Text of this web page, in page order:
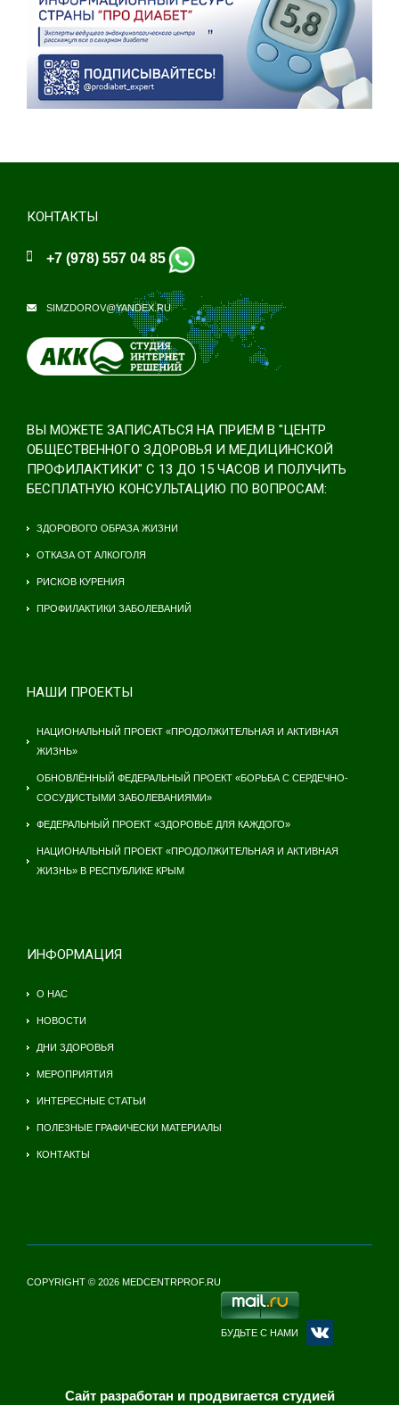
КОНТАКТЫ
+7 (978) 557 04 85
SIMZDOROV@YANDEX.RU
ВЫ МОЖЕТЕ ЗАПИСАТЬСЯ НА ПРИЕМ В "ЦЕНТР
ОБЩЕСТВЕННОГО ЗДОРОВЬЯ И МЕДИЦИНСКОЙ
ПРОФИЛАКТИКИ" С 13 ДО 15 ЧАСОВ И ПОЛУЧИТЬ
БЕСПЛАТНУЮ КОНСУЛЬТАЦИЮ ПО ВОПРОСАМ:
ЗДОРОВОГО ОБРАЗА ЖИЗНИ
ОТКАЗА ОТ АЛКОГОЛЯ
РИСКОВ КУРЕНИЯ
ПРОФИЛАКТИКИ ЗАБОЛЕВАНИЙ
НАШИ ПРОЕКТЫ
НАЦИОНАЛЬНЫЙ ПРОЕКТ «ПРОДОЛЖИТЕЛЬНАЯ И АКТИВНАЯ
ЖИЗНЬ»
ОБНОВЛЁННЫЙ ФЕДЕРАЛЬНЫЙ ПРОЕКТ «БОРЬБА С СЕРДЕЧНО-
СОСУДИСТЫМИ ЗАБОЛЕВАНИЯМИ»
ФЕДЕРАЛЬНЫЙ ПРОЕКТ «ЗДОРОВЬЕ ДЛЯ КАЖДОГО»
НАЦИОНАЛЬНЫЙ ПРОЕКТ «ПРОДОЛЖИТЕЛЬНАЯ И АКТИВНАЯ
ЖИЗНЬ» В РЕСПУБЛИКЕ КРЫМ
ИНФОРМАЦИЯ
О НАС
НОВОСТИ
ДНИ ЗДОРОВЬЯ
МЕРОПРИЯТИЯ
ИНТЕРЕСНЫЕ СТАТЬИ
ПОЛЕЗНЫЕ ГРАФИЧЕСКИ МАТЕРИАЛЫ
КОНТАКТЫ
COPYRIGHT © 2026 MEDCENTRPROF.RU
БУДЬТЕ С НАМИ
Сайт разработан и продвигается студией